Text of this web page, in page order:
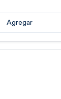
Agregar